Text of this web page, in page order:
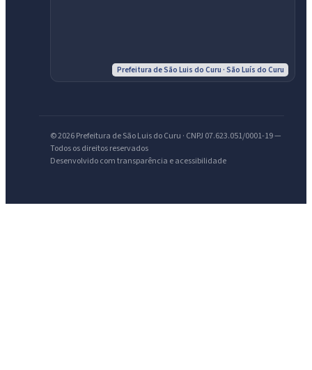
Prefeitura de São Luis do Curu · São Luís do Curu
© 2026 Prefeitura de São Luis do Curu · CNPJ 07.623.051/0001-19 —
Todos os direitos reservados
Desenvolvido com transparência e acessibilidade
Olá. Pergunte sobre serviços, notícias, legislação, Diário Oficial,